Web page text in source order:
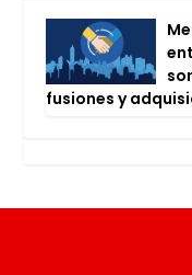
fusio­nes y